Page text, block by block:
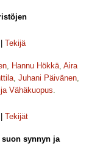
Tekijä
, Hannu Hökkä, Aira
, Juhani Päivänen,
Vähäkuopus.
Tekijät
suon synnyn ja